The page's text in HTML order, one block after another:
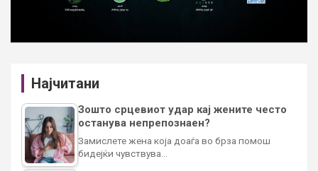
Најчитани
Зошто срцевиот удар кај жените често
останува непрепознаен?
Замислете жена која доаѓа во брза помош
бидејќи чувствува…